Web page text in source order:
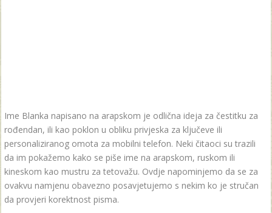
Ime Blanka napisano na arapskom je odlična ideja za čestitku za
rođendan, ili kao poklon u obliku privjeska za ključeve ili
personaliziranog omota za mobilni telefon. Neki čitaoci su trazili
da im pokažemo kako se piše ime na arapskom, ruskom ili
kineskom kao mustru za tetovažu. Ovdje napominjemo da se za
ovakvu namjenu obavezno posavjetujemo s nekim ko je stručan
da provjeri korektnost pisma.